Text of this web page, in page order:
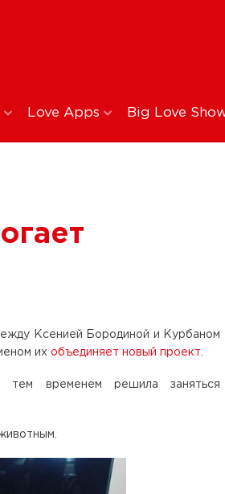
Love Apps Big Love
Ксенией Бородиной и Курбаном
их объединяет новый проект
временем решила заняться